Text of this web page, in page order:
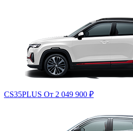
CS35PLUS От 2 049 900 ₽